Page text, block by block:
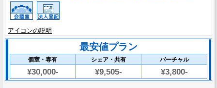
アイコンの説明
最安値プラン
個室・専有 シェア・共有 バーチャル
¥30,000- ¥9,505- ¥3,800-